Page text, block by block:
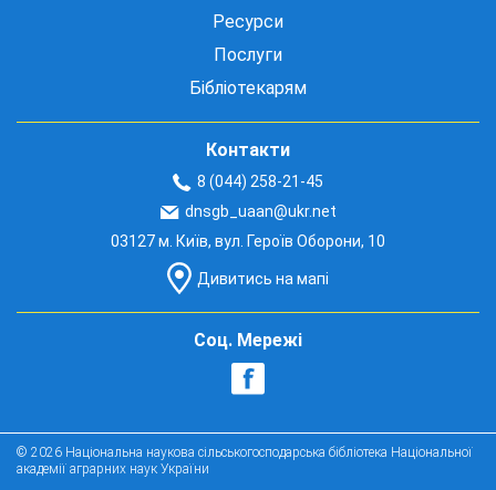
Ресурси
Послуги
Бібліотекарям
Контакти
8 (044) 258-21-45
dnsgb_uaan@ukr.net
03127 м. Київ, вул. Героїв Оборони, 10
Дивитись на мапі
Соц. Мережі
© 2026 Національна наукова сільськогосподарська бібліотека Національної
академії аграрних наук України